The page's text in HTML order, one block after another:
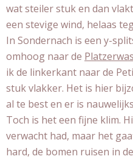
wat steiler stuk en dan
een stevige wind, helaas
In Sondernach is een y-
omhoog naar de
ik de linkerkant naar de
stuk vlakker. Het is hier
al te best en er is
Toch is het een fijne klim.
verwacht had, maar het
hard, de bomen ruisen in